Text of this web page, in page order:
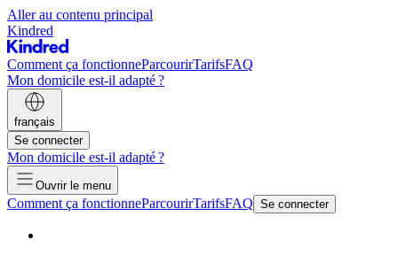
Aller au contenu principal
Kindred
Comment ça fonctionneParcourirTarifsFAQ
Mon domicile est-il adapté ?
français
Se connecter
Mon domicile est-il adapté ?
Ouvrir le menu
Comment ça fonctionneParcourirTarifsFAQ Se connecter